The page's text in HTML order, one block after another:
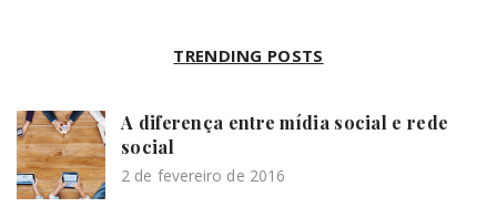
TRENDING POSTS
A diferença entre mídia social e rede
social
2 de fevereiro de 2016